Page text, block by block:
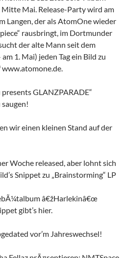
Mitte Mai. Release-Party wird am
Langen, der als AtomOne wieder
rausbringt, im Dortmunder
der alte Mann seit dem
1. Mai) jeden Tag ein Bild zu
www.atomone.de.
GLANZPARADE“
wir einen kleinen Stand auf der
Woche released, aber lohnt sich
Snippet zu „Brainstorming“ LP
â€žHarlekinâ€œ
gibt’s hier.
vor’m Jahreswechsel!